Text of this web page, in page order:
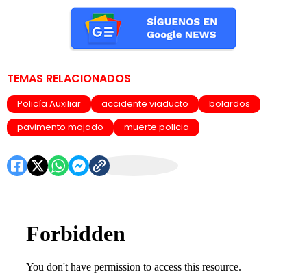
TEMAS RELACIONADOS
Policía Auxiliar accidente viaducto
bolardos
pavimento mojado
muerte policia